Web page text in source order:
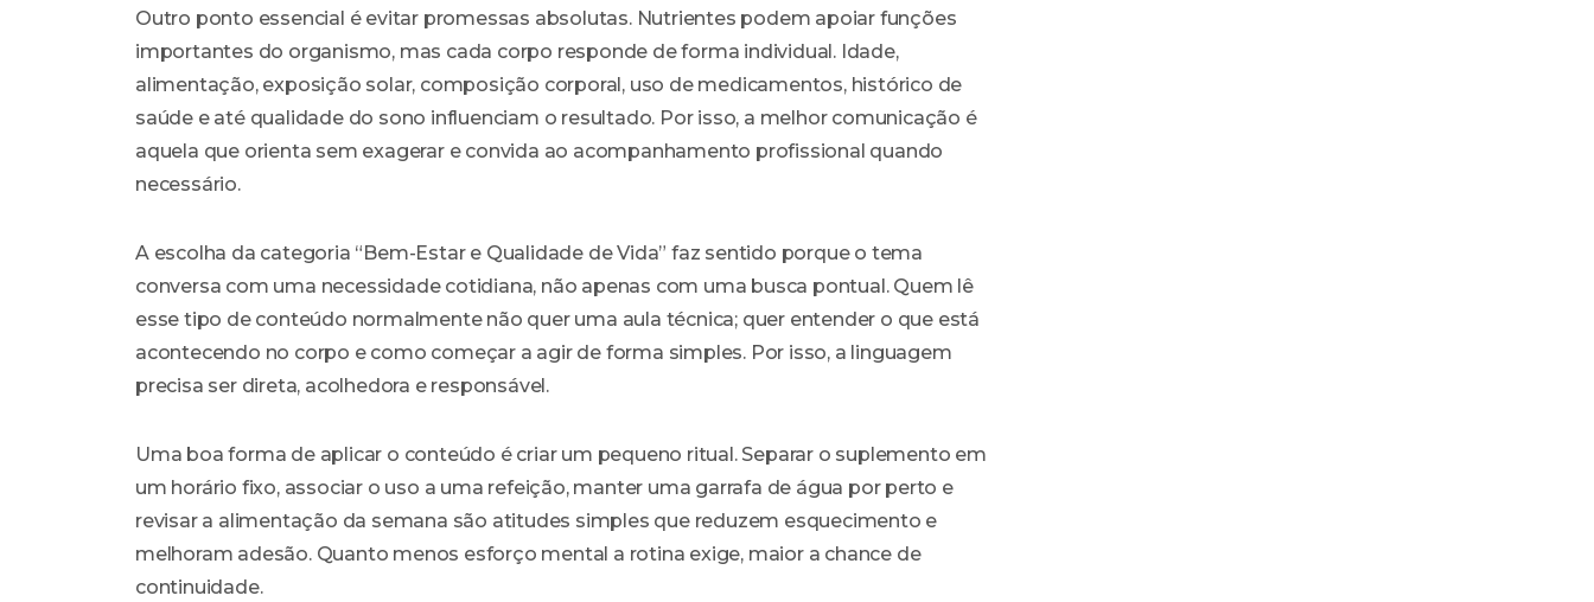
Outro ponto essencial é evitar promessas absolutas. Nutrientes podem apoiar funções
importantes do organismo, mas cada corpo responde de forma individual. Idade,
alimentação, exposição solar, composição corporal, uso de medicamentos, histórico de
saúde e até qualidade do sono influenciam o resultado. Por isso, a melhor comunicação é
aquela que orienta sem exagerar e convida ao acompanhamento profissional quando
necessário.
A escolha da categoria “Bem-Estar e Qualidade de Vida” faz sentido porque o tema
conversa com uma necessidade cotidiana, não apenas com uma busca pontual. Quem lê
esse tipo de conteúdo normalmente não quer uma aula técnica; quer entender o que está
acontecendo no corpo e como começar a agir de forma simples. Por isso, a linguagem
precisa ser direta, acolhedora e responsável.
Uma boa forma de aplicar o conteúdo é criar um pequeno ritual. Separar o suplemento em
um horário fixo, associar o uso a uma refeição, manter uma garrafa de água por perto e
revisar a alimentação da semana são atitudes simples que reduzem esquecimento e
melhoram adesão. Quanto menos esforço mental a rotina exige, maior a chance de
continuidade.